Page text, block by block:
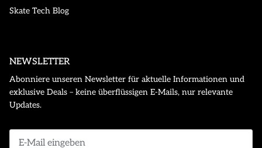
Skate Tech Blog
NEWSLETTER
Abonniere unseren Newsletter für aktuelle Informationen und
exklusive Deals – keine überflüssigen E-Mails, nur relevante
Updates.